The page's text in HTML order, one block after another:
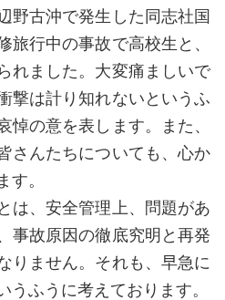
野古沖で発生した同志社国
旅行中の事故で高校生と、
れました。大変痛ましいで
撃は計り知れないというふ
悼の意を表します。また、
さんたちについても、心か
す。
は、安全管理上、問題があ
事故原因の徹底究明と再発
りません。それも、早急に
うふうに考えております。